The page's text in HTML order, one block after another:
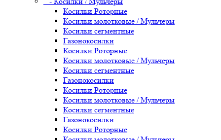
Косилки Роторные
Косилки молотковые / Мульчеры
Косилки сегментные
Газонокосилки
Косилки Роторные
Косилки молотковые / Мульчеры
Косилки сегментные
Газонокосилки
Косилки Роторные
Косилки молотковые / Мульчеры
Косилки сегментные
Газонокосилки
Косилки Роторные